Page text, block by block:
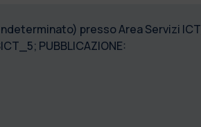
presso Area Servizi
PUBBLICAZIONE: